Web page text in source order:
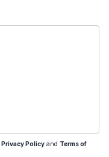
Privacy Policy and Terms of